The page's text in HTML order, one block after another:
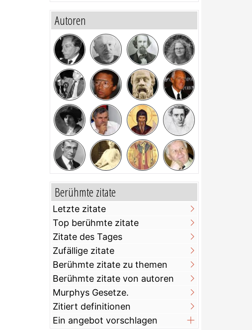
Autoren
Berühmte zitate
Letzte zitate
Top berühmte zitate
Zitate des Tages
Zufällige zitate
Berühmte zitate zu themen
Berühmte zitate von autoren
Murphys Gesetze.
Zitiert definitionen
Ein angebot vorschlagen